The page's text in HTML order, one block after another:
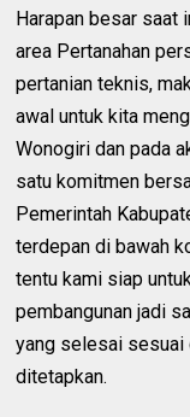
Harapan besar saat
area Pertanahan
pertanian teknis,
awal untuk kita
Wonogiri dan pada
satu komitmen
Pemerintah
terdepan di bawah
tentu kami siap
pembangunan jadi
yang selesai sesuai
ditetapkan.